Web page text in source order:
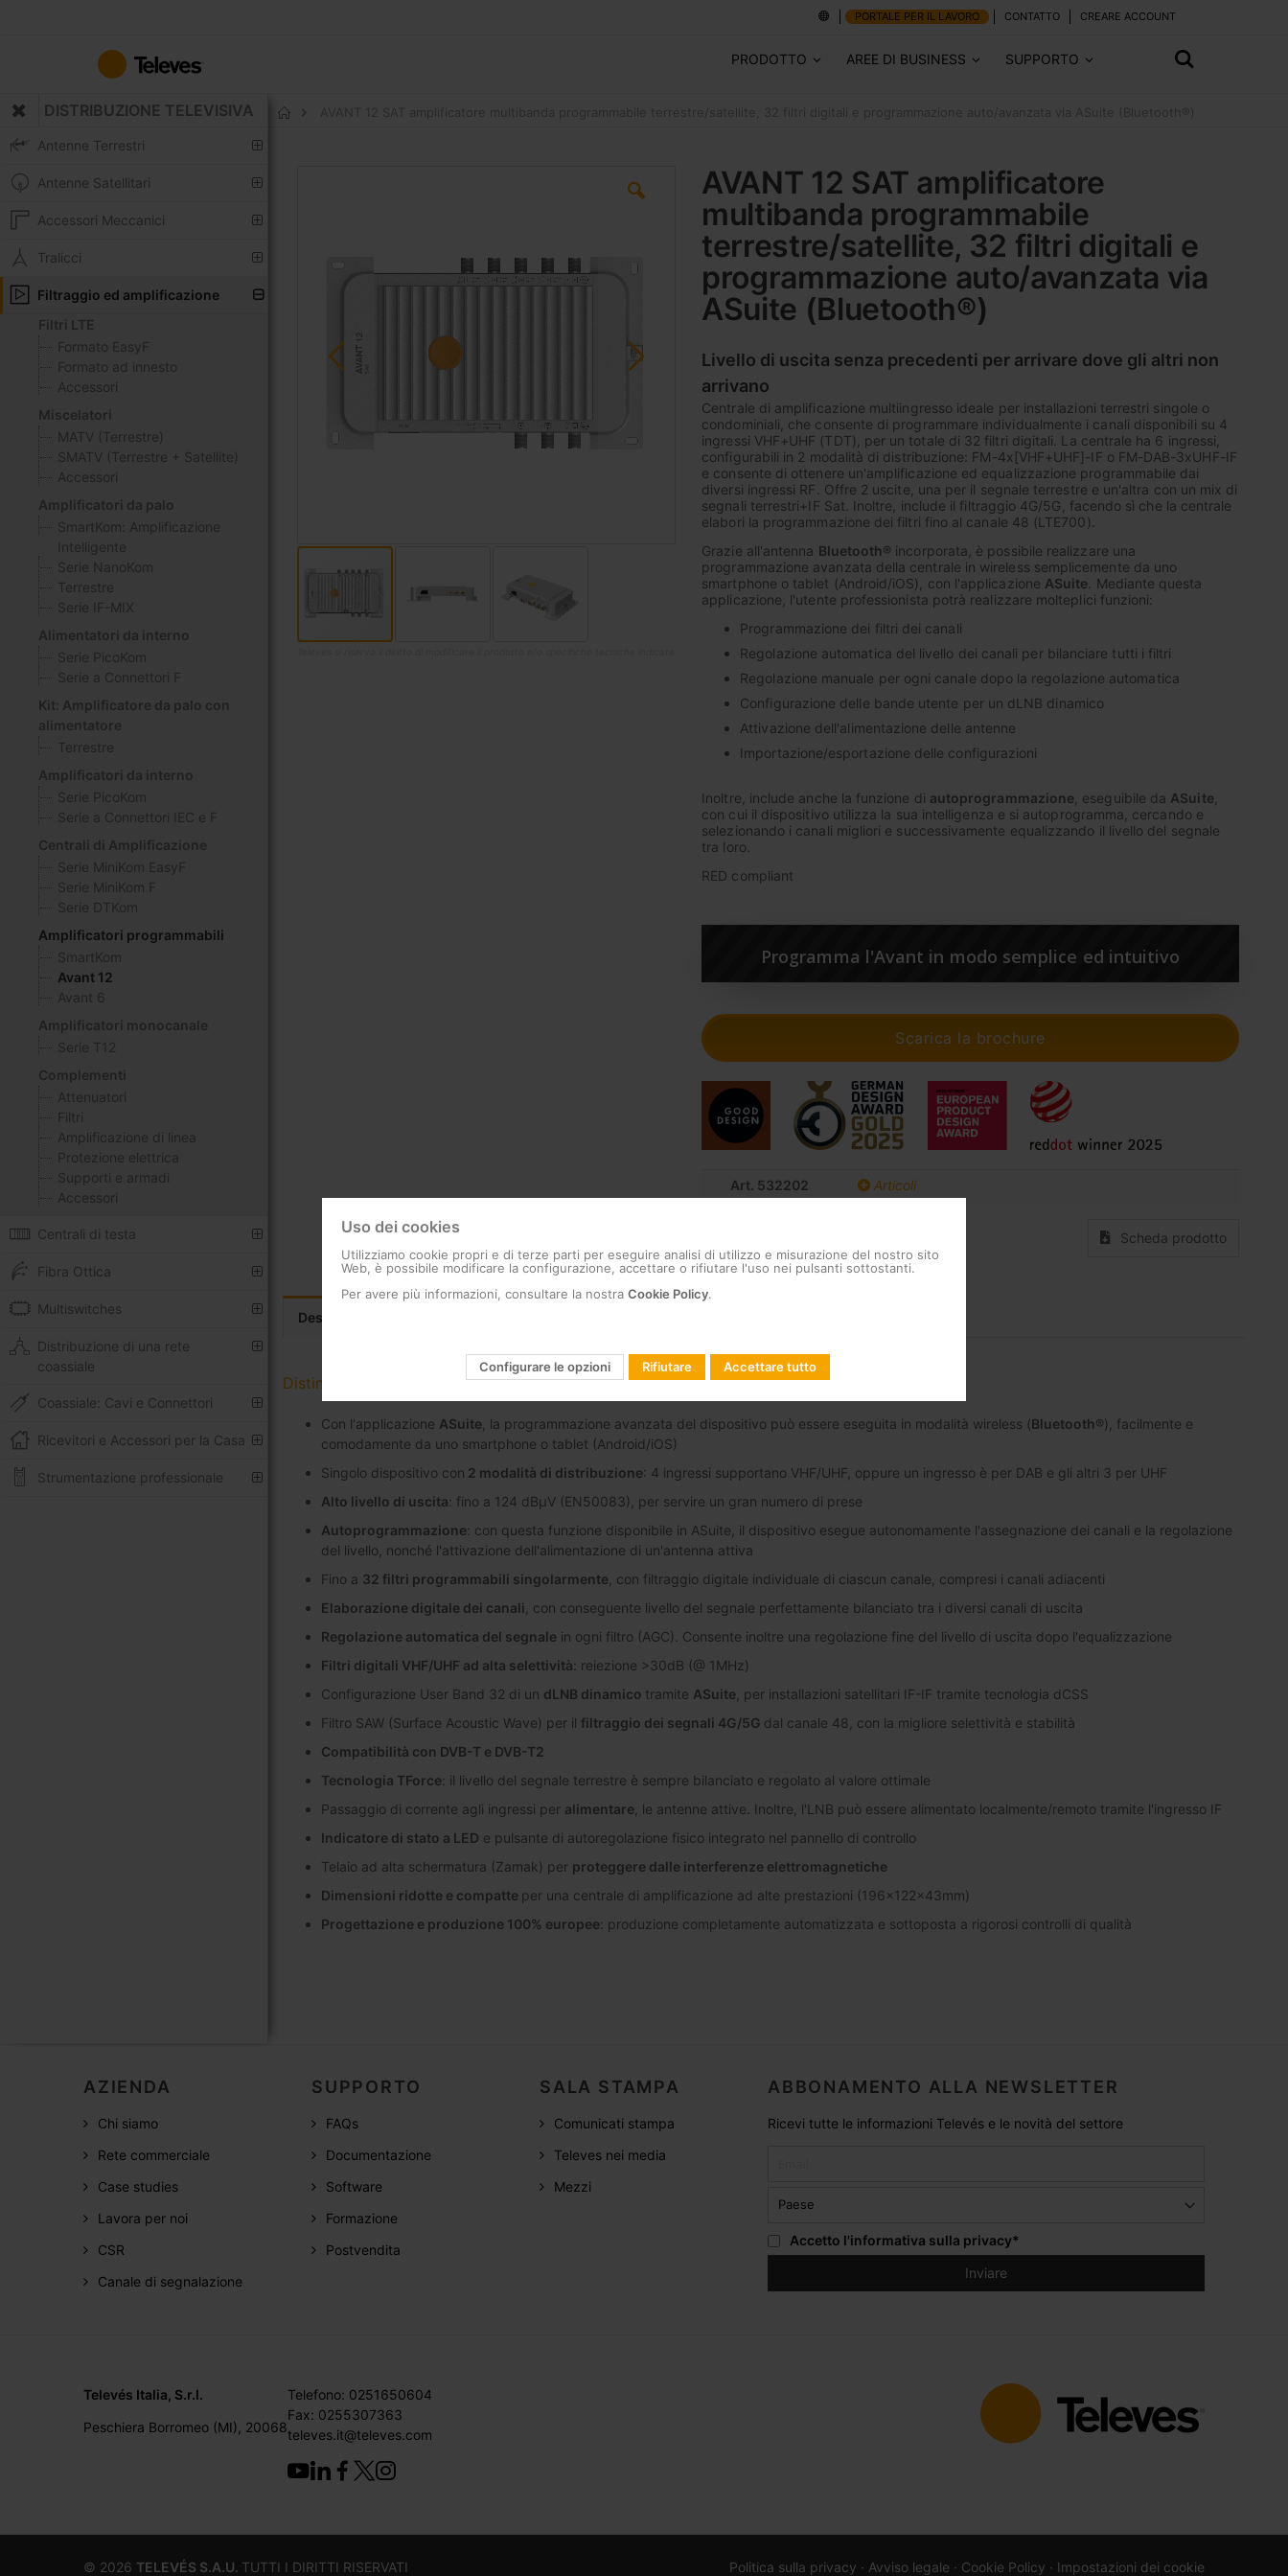
contenuto
PORTALE PER IL LAVORO CONTATTO CREARE ACCOUNT
PRODOTTO AREE DI BUSINESS SUPPORTO
DISTRIBUZIONE TELEVISIVA
Antenne Terrestri
Antenne Satellitari
Accessori Meccanici
Tralicci
Filtraggio ed amplificazione
Filtri LTE
Formato EasyF
Formato ad innesto
Accessori
Miscelatori
MATV (Terrestre)
SMATV (Terrestre + Satellite)
Accessori
Amplificatori da palo
SmartKom: Amplificazione
Intelligente
Serie NanoKom
Terrestre
Serie IF-MIX
Alimentatori da interno
Serie PicoKom
Serie a Connettori F
Kit: Amplificatore da palo con
alimentatore
Terrestre
Amplificatori da interno
Serie PicoKom
Serie a Connettori IEC e F
Centrali di Amplificazione
Serie MiniKom EasyF
Serie MiniKom F
Serie DTKom
Amplificatori programmabili
SmartKom
Avant 12
Avant 6
Amplificatori monocanale
Serie T12
Complementi
Attenuatori
Filtri
Amplificazione di linea
Protezione elettrica
Supporti e armadi
Accessori
Centrali di testa
Fibra Ottica
Multiswitches
Distribuzione di una rete
coassiale
Coassiale: Cavi e Connettori
Ricevitori e Accessori per la Casa
Strumentazione professionale
AVANT 12 SAT amplificatore
multibanda programmabile
terrestre/satellite, 32 filtri digitali e
programmazione auto/avanzata via
ASuite (Bluetooth®)
Livello di uscita senza precedenti per arrivare dove gli altri non
arrivano
Centrale di amplificazione multiingresso ideale per installazioni terrestri singole o
condominiali, che consente di programmare individualmente i canali disponibili su 4
ingressi VHF+UHF (TDT), per un totale di 32 filtri digitali. La centrale ha 6 ingressi,
configurabili in 2 modalità di distribuzione: FM-4x[VHF+UHF]-IF o FM-DAB-3xUHF-IF
e consente di ottenere un'amplificazione ed equalizzazione programmabile dai
diversi ingressi RF. Offre 2 uscite, una per il segnale terrestre e un'altra con un mix di
segnali terrestri+IF Sat. Inoltre, include il filtraggio 4G/5G, facendo sì che la centrale
elabori la programmazione dei filtri fino al canale 48 (LTE700).
Grazie all'antenna Bluetooth® incorporata, è possibile realizzare una
programmazione avanzata della centrale in wireless semplicemente da uno
smartphone o tablet (Android/iOS), con l'applicazione ASuite. Mediante questa
applicazione, l'utente professionista potrà realizzare molteplici funzioni:
Programmazione dei filtri dei canali
Regolazione automatica del livello dei canali per bilanciare tutti i filtri
Regolazione manuale per ogni canale dopo la regolazione automatica
Configurazione delle bande utente per un dLNB dinamico
Attivazione dell'alimentazione delle antenne
Importazione/esportazione delle configurazioni
Inoltre, include anche la funzione di autoprogrammazione, eseguibile da ASuite,
con cui il dispositivo utilizza la sua intelligenza e si autoprogramma, cercando e
selezionando i canali migliori e successivamente equalizzando il livello del segnale
tra loro.
RED compliant
Programma l'Avant in modo semplice ed intuitivo
Scarica la brochure
Art. 532202 Articoli
Scheda prodotto
Descrizione
Distingui per
Con l'applicazione ASuite, la programmazione avanzata del dispositivo può essere eseguita in modalità wireless (Bluetooth®), facilmente e
comodamente da uno smartphone o tablet (Android/iOS)
Singolo dispositivo con 2 modalità di distribuzione: 4 ingressi supportano VHF/UHF, oppure un ingresso è per DAB e gli altri 3 per UHF
Alto livello di uscita: fino a 124 dBµV (EN50083), per servire un gran numero di prese
Autoprogrammazione: con questa funzione disponibile in ASuite, il dispositivo esegue autonomamente l'assegnazione dei canali e la regolazione
del livello, nonché l'attivazione dell'alimentazione di un'antenna attiva
Fino a 32 filtri programmabili singolarmente, con filtraggio digitale individuale di ciascun canale, compresi i canali adiacenti
Elaborazione digitale dei canali, con conseguente livello del segnale perfettamente bilanciato tra i diversi canali di uscita
Regolazione automatica del segnale in ogni filtro (AGC). Consente inoltre una regolazione fine del livello di uscita dopo l'equalizzazione
Filtri digitali VHF/UHF ad alta selettività: reiezione >30dB (@ 1MHz)
Configurazione User Band 32 di un dLNB dinamico tramite ASuite, per installazioni satellitari IF-IF tramite tecnologia dCSS
Filtro SAW (Surface Acoustic Wave) per il filtraggio dei segnali 4G/5G dal canale 48, con la migliore selettività e stabilità
Compatibilità con DVB-T e DVB-T2
Tecnologia TForce: il livello del segnale terrestre è sempre bilanciato e regolato al valore ottimale
Passaggio di corrente agli ingressi per alimentare, le antenne attive. Inoltre, l'LNB può essere alimentato localmente/remoto tramite l'ingresso IF
Indicatore di stato a LED e pulsante di autoregolazione fisico integrato nel pannello di controllo
Telaio ad alta schermatura (Zamak) per proteggere dalle interferenze elettromagnetiche
Dimensioni ridotte e compatte per una centrale di amplificazione ad alte prestazioni (196x122x43mm)
Progettazione e produzione 100% europee: produzione completamente automatizzata e sottoposta a rigorosi controlli di qualità
AZIENDA
Chi siamo
Rete commerciale
Case studies
Lavora per noi
CSR
Canale di segnalazione
SUPPORTO
FAQs
Documentazione
Software
Formazione
Postvendita
SALA STAMPA
Comunicati stampa
Televes nei media
Mezzi
ABBONAMENTO ALLA NEWSLETTER
Ricevi tutte le informazioni Televés e le novità del settore
Accetto l'informativa sulla privacy*
Televés Italia, S.r.l.
Peschiera Borromeo (MI), 20068
Telefono: 0251650604
Fax: 0255307363
televes.it@televes.com
© 2026 TELEVÉS S.A.U. TUTTI I DIRITTI RISERVATI Politica sulla privacy · Avviso legale · Cookie Policy · Impostazioni dei cookie
Uso dei cookies
Utilizziamo cookie propri e di terze parti per eseguire analisi di utilizzo e misurazione del nostro sito
Web, è possibile modificare la configurazione, accettare o rifiutare l'uso nei pulsanti sottostanti.
Per avere più informazioni, consultare la nostra Cookie Policy.
Configurare le opzioni Rifiutare Accettare tutto